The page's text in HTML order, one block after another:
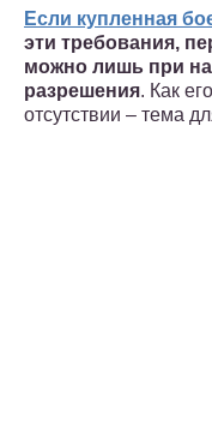
Если купленная
эти требования,
можно лишь при
разрешения. Как
отсутствии – тема